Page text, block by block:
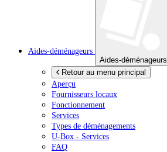
Aides-déménageurs
Aides-déménageurs
Retour au menu principal
Aperçu
Fournisseurs locaux
Fonctionnement
Services
Types de déménagements
U-Box - Services
FAQ